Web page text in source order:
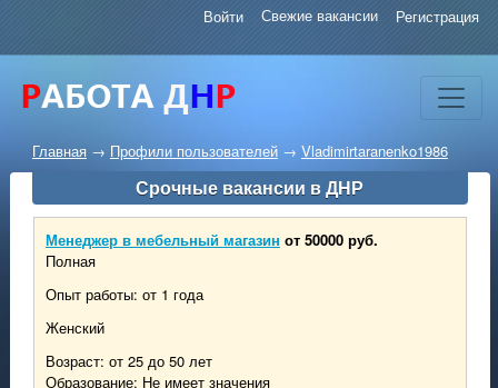
Войти Свежие вакансии Регистрация
Главная → Профили пользователей→ Vladimirtaranenko1986
Срочные вакансии в ДНР
Менеджер в мебельный магазин от 50000 руб.
Полная
Опыт работы: от 1 года
Женский
Возраст: от 25 до 50 лет
Образование: Не имеет значения